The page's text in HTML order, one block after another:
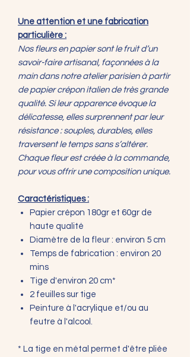
Une attention et une fabrication
particulière :
Nos fleurs en papier sont le fruit d’un
savoir-faire artisanal, façonnées à la
main dans notre atelier parisien à partir
de papier crépon italien de très grande
qualité. Si leur apparence évoque la
délicatesse, elles surprennent par leur
résistance : souples, durables, elles
traversent le temps sans s’altérer.
Chaque fleur est créée à la commande,
pour vous offrir une composition unique.
Caractéristiques :
Papier crépon 180gr et 60gr de
haute qualité
Diamètre de la fleur : environ 5 cm
Temps de fabrication : environ 20
mins
Tige d'environ 20 cm*
2 feuilles sur tige
Peinture à l'acrylique et/ou au
feutre à l'alcool.
* La tige en métal permet d'être pliée